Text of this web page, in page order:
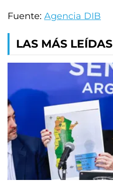
Fuente: Agencia DIB
LAS MÁS LEÍDAS